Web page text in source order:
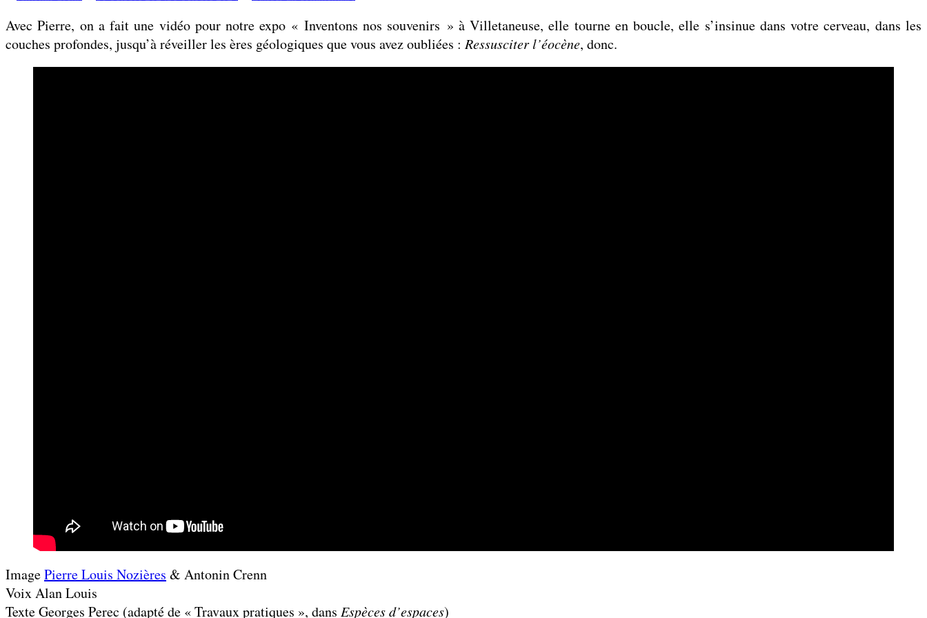
Avec Pierre, on a fait une vidéo pour notre expo « Inventons nos souvenirs » à Villetaneuse, elle tourne en boucle, elle s’insinue dans votre cerveau, dans les
couches profondes, jusqu’à réveiller les ères géologiques que vous avez oubliées : Ressusciter l’éocène, donc.
ImagePierre Louis Nozières & Antonin Crenn
Voix Alan Louis
Texte Georges Perec (adapté de « Travaux pratiques », dans Espèces d’espaces)